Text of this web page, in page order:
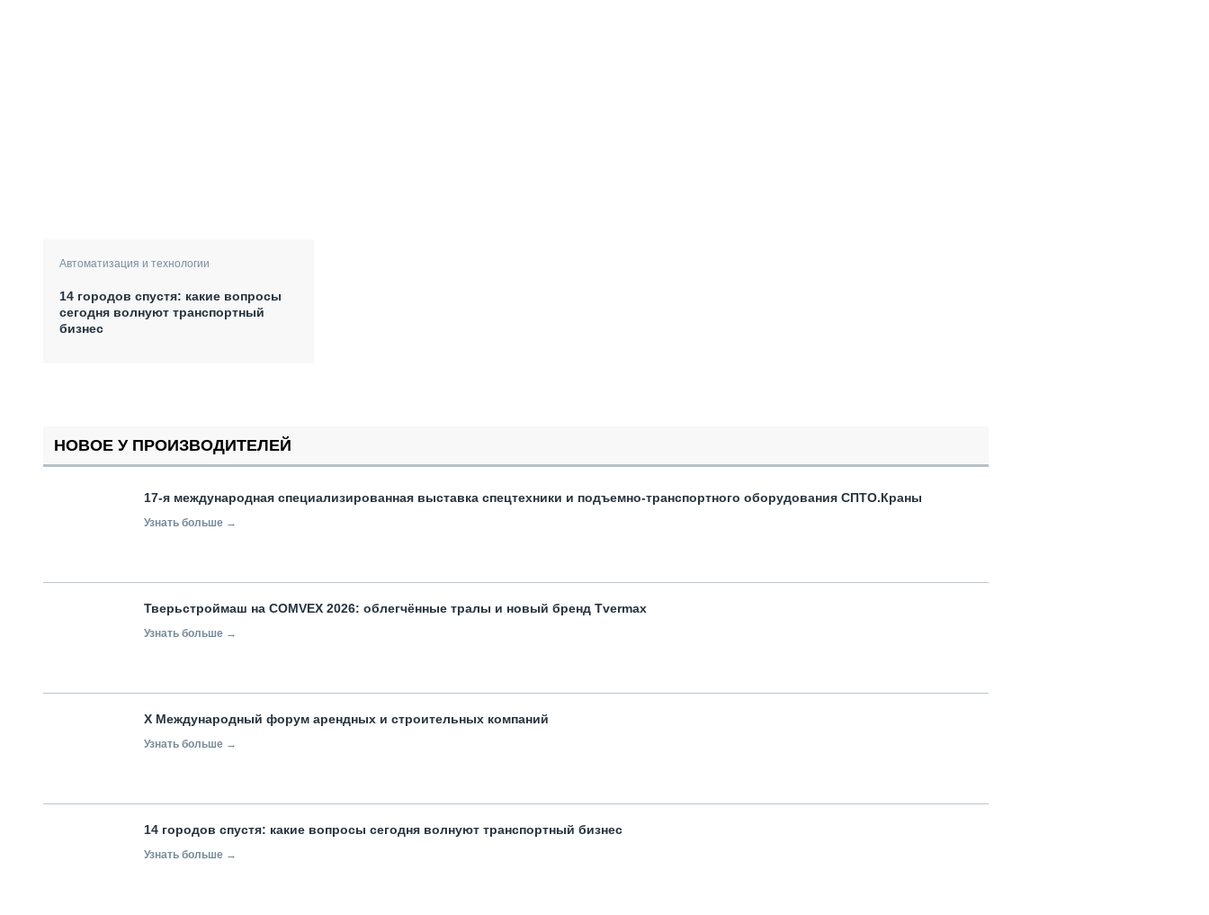
Автоматизация и технологии
14 городов спустя: какие вопросы
сегодня волнуют транспортный
бизнес
НОВОЕ У ПРОИЗВОДИТЕЛЕЙ
17-я международная специализированная выставка спецтехники и подъемно-транспортного оборудования СПТО.Краны
Узнать больше →
Тверьстроймаш на COMVEX 2026: облегчённые тралы и новый бренд Tvermax
Узнать больше →
X Международный форум арендных и строительных компаний
Узнать больше →
14 городов спустя: какие вопросы сегодня волнуют транспортный бизнес
Узнать больше →